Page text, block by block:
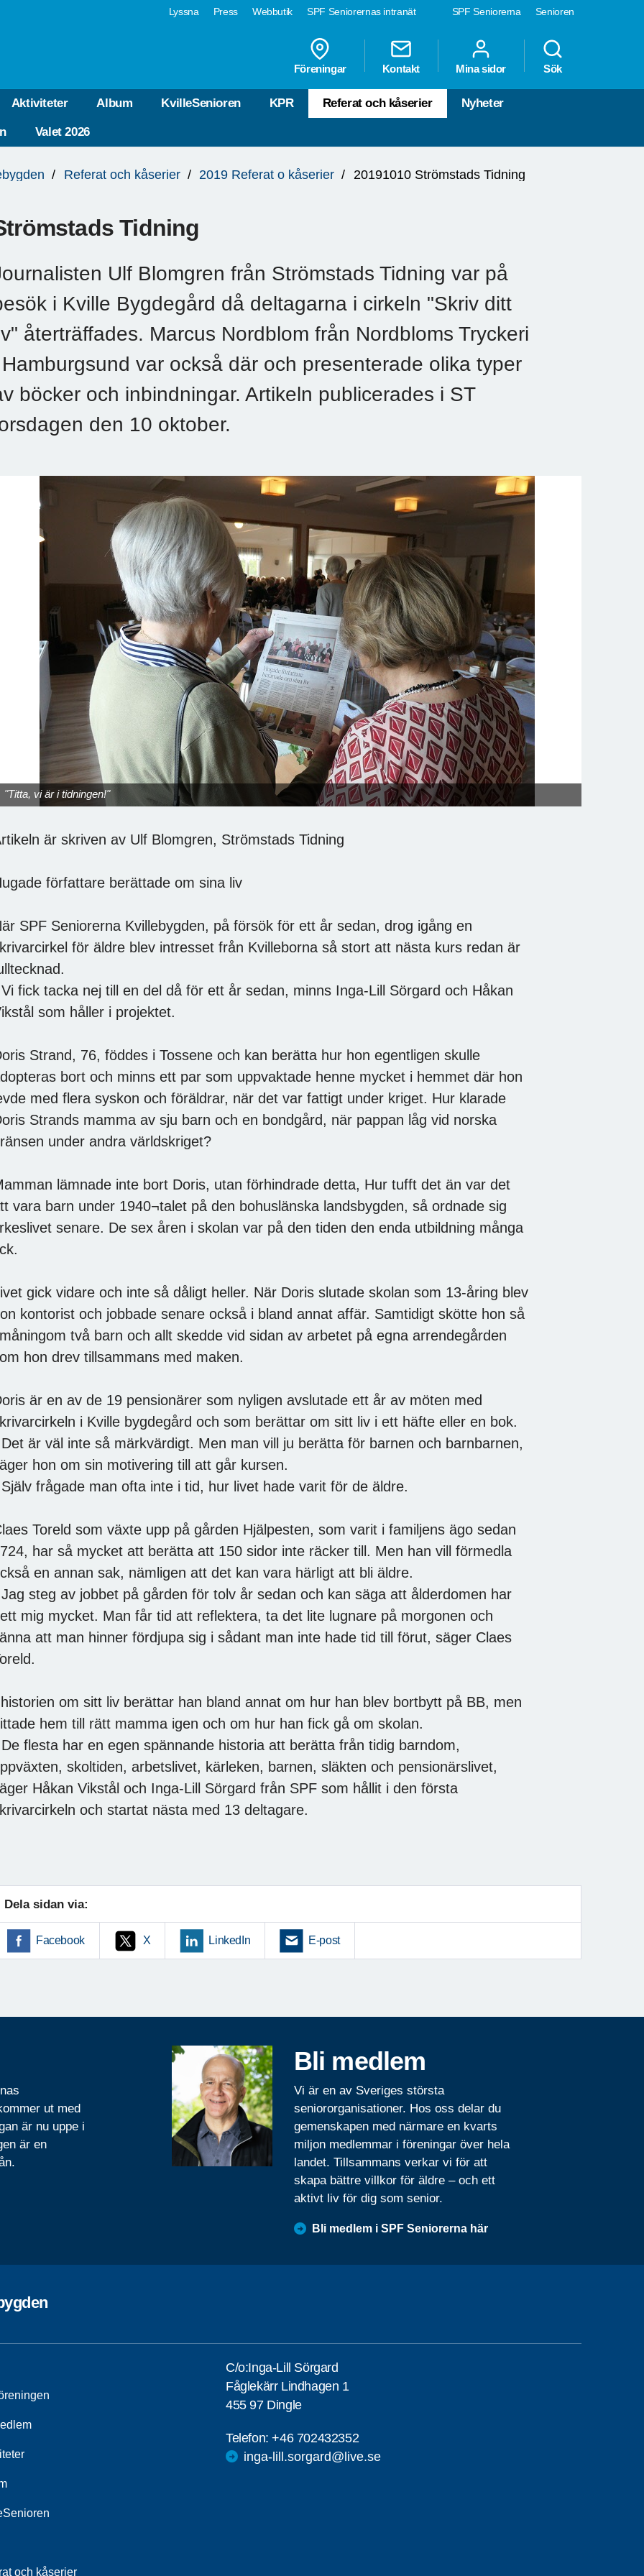
SPF Seniorerna Senioren
Lyssna Press Webbutik SPF Seniorernas intranät
Föreningar Kontakt Mina sidor Sök
Aktiviteter Album KvilleSenioren KPR Referat och kåserier Nyheter
Valet 2026
Referat och kåserier 2019 Referat o kåserier 20191010 Strömstads Tidning
Tidning
Ulf Blomgren från Strömstads Tidning var på
i Kville Bygdegård då deltagarna i cirkeln "Skriv ditt
återträffades. Marcus Nordblom från Nordbloms Tryckeri
var också där och presenterade olika typer
böcker och inbindningar. Artikeln publicerades i ST
den 10 oktober.
"Titta, vi är i tidningen!"
är skriven av Ulf Blomgren, Strömstads Tidning
författare berättade om sina liv
SPF Seniorerna Kvillebygden, på försök för ett år sedan, drog igång en
för äldre blev intresset från Kvilleborna så stort att nästa kurs redan är
fick tacka nej till en del då för ett år sedan, minns Inga-Lill Sörgard och Håkan
som håller i projektet.
Strand, 76, föddes i Tossene och kan berätta hur hon egentligen skulle
bort och minns ett par som uppvaktade henne mycket i hemmet där hon
med flera syskon och föräldrar, när det var fattigt under kriget. Hur klarade
Strands mamma av sju barn och en bondgård, när pappan låg vid norska
under andra världskriget?
lämnade inte bort Doris, utan förhindrade detta, Hur tufft det än var det
vara barn under 1940¬talet på den bohuslänska landsbygden, så ordnade sig
senare. De sex åren i skolan var på den tiden den enda utbildning många
gick vidare och inte så dåligt heller. När Doris slutade skolan som 13-åring blev
kontorist och jobbade senare också i bland annat affär. Samtidigt skötte hon så
två barn och allt skedde vid sidan av arbetet på egna arrendegården
hon drev tillsammans med maken.
är en av de 19 pensionärer som nyligen avslutade ett år av möten med
i Kville bygdegård och som berättar om sitt liv i ett häfte eller en bok.
är väl inte så märkvärdigt. Men man vill ju berätta för barnen och barnbarnen,
hon om sin motivering till att går kursen.
frågade man ofta inte i tid, hur livet hade varit för de äldre.
Toreld som växte upp på gården Hjälpesten, som varit i familjens ägo sedan
har så mycket att berätta att 150 sidor inte räcker till. Men han vill förmedla
en annan sak, nämligen att det kan vara härligt att bli äldre.
steg av jobbet på gården för tolv år sedan och kan säga att ålderdomen har
mig mycket. Man får tid att reflektera, ta det lite lugnare på morgonen och
att man hinner fördjupa sig i sådant man inte hade tid till förut, säger Claes
om sitt liv berättar han bland annat om hur han blev bortbytt på BB, men
hem till rätt mamma igen och om hur han fick gå om skolan.
flesta har en egen spännande historia att berätta från tidig barndom,
skoltiden, arbetslivet, kärleken, barnen, släkten och pensionärslivet,
Håkan Vikstål och Inga-Lill Sörgard från SPF som hållit i den första
och startat nästa med 13 deltagare.
Dela sidan via:
Facebook X LinkedIn E-post
ut med
är nu uppe i
är en
Bli medlem
Vi är en av Sveriges största
seniororganisationer. Hos oss delar du
gemenskapen med närmare en kvarts
miljon medlemmar i föreningar över hela
landet. Tillsammans verkar vi för att
skapa bättre villkor för äldre – och ett
aktivt liv för dig som senior.
Bli medlem i SPF Seniorerna här
och kåserier
C/o:Inga-Lill Sörgard
Fåglekärr Lindhagen 1
455 97 Dingle
Telefon:+46 702432352
inga-lill.sorgard@live.se